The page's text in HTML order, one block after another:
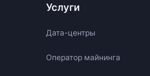
Услуги
Дата-центры
Оператор майнинга